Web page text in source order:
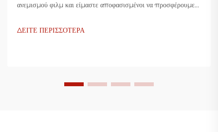
ανεμισμού φιλμ και είμαστε αποφασισμένοι να προσφέρουμε
τεχνολογία, είναι υψίστης αποδοτικότητας, οικονομικές και
ΔΕΙΤΕ ΠΕΡΙΣΣΟΤΕΡΑ